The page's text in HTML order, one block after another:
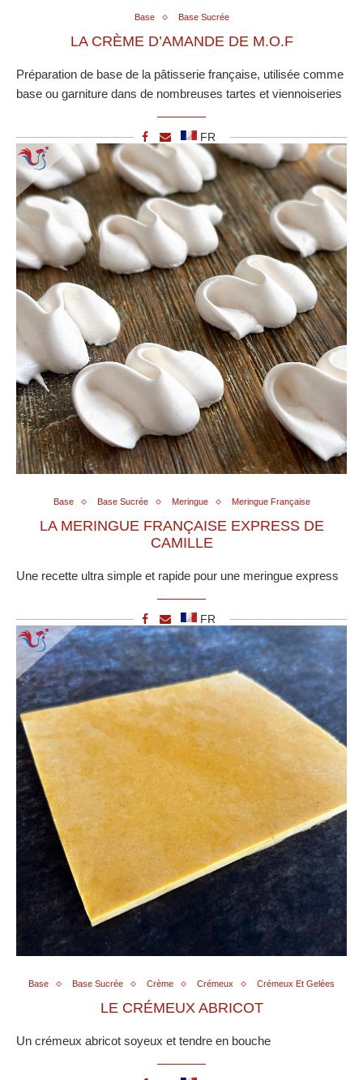
Base Base Sucrée
LA CRÈME D’AMANDE DE M.O.F
Préparation de base de la pâtisserie française, utilisée comme
base ou garniture dans de nombreuses tartes et viennoiseries
FR
Base Base Sucrée Meringue Meringue Française
LA MERINGUE FRANÇAISE EXPRESS DE
CAMILLE
Une recette ultra simple et rapide pour une meringue express
FR
Base Base Sucrée Crème Crémeux Crémeux Et Gelées
LE CRÉMEUX ABRICOT
Un crémeux abricot soyeux et tendre en bouche